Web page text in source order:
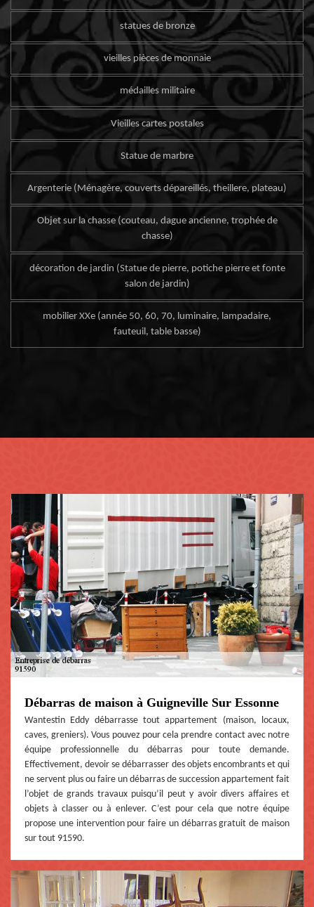
statues de bronze
vieilles pièces de monnaie
médailles militaire
Vieilles cartes postales
Statue de marbre
Argenterie (Ménagère, couverts dépareillés, theillere, plateau)
Objet sur la chasse (couteau, dague ancienne, trophée de
chasse)
décoration de jardin (Statue de pierre, potiche pierre et fonte
salon de jardin)
mobilier XXe (année 50, 60, 70, luminaire, lampadaire,
fauteuil, table basse)
Débarras de maison à Guigneville Sur Essonne
Wantestin Eddy débarrasse tout appartement (maison, locaux,
caves, greniers). Vous pouvez pour cela prendre contact avec notre
équipe professionnelle du débarras pour toute demande.
Effectivement, devoir se débarrasser des objets encombrants et qui
ne servent plus ou faire un débarras de succession appartement fait
l’objet de grands travaux puisqu’il peut y avoir divers affaires et
objets à classer ou à enlever. C’est pour cela que notre équipe
propose une intervention pour faire un débarras gratuit de maison
sur tout 91590.